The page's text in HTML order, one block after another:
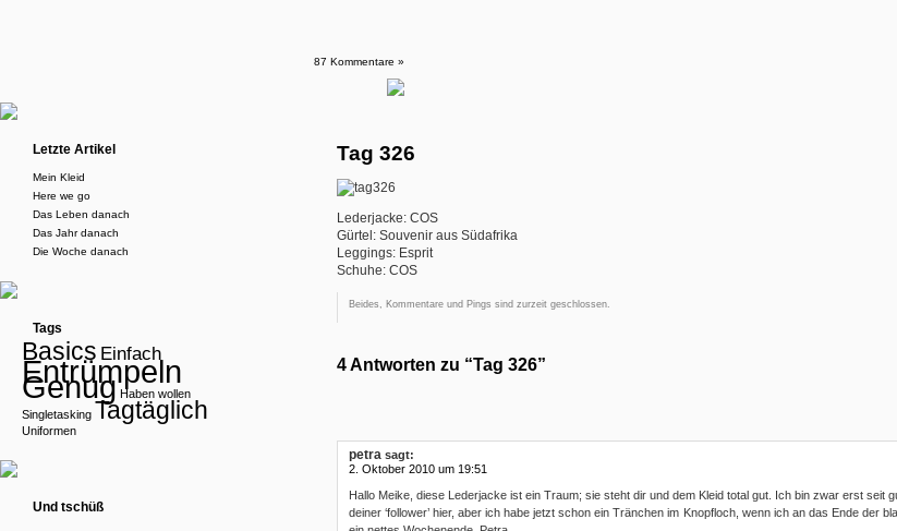
87 Kommentare »
Tag 326
Lederjacke: COS
Gürtel: Souvenir aus Südafrika
Leggings: Esprit
Schuhe: COS
Beides, Kommentare und Pings sind zurzeit geschlossen.
4 Antworten zu “Tag 326”
petra sagt:
2. Oktober 2010 um 19:51
Hallo Meike, diese Lederjacke ist ein Traum; sie steht dir und dem Kleid total gut. Ich bin zwar erst seit
deiner ‘follower’ hier, aber ich habe jetzt schon ein Tränchen im Knopfloch, wenn ich an das Ende der
Letzte Artikel
Mein Kleid
Here we go
Das Leben danach
Das Jahr danach
Die Woche danach
Tags
Basics Einfach
Entrümpeln
Genug Haben wollen
Singletasking Tagtäglich
Uniformen
Und tschüß